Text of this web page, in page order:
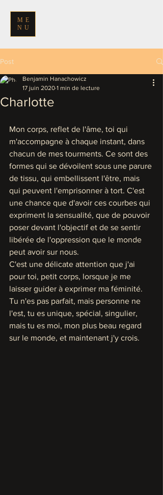
ME
NU
Post
Charlotte
Benjamin Hanachowicz
17 juin 2020 1 min de lecture
Mon corps, reflet de l'âme, toi qui
m'accompagne à chaque instant, dans
chacun de mes tourments. Ce sont des
formes qui se dévoilent sous une parure
de tissu, qui embellissent l'être, mais
qui peuvent l'emprisonner à tort. C'est
une chance que d'avoir ces courbes qui
expriment la sensualité, que de pouvoir
poser devant l'objectif et de se sentir
libérée de l'oppression que le monde
peut avoir sur nous.
C'est une délicate attention que j'ai
pour toi, petit corps, lorsque je me
laisser guider à exprimer ma féminité.
Tu n'es pas parfait, mais personne ne
l'est, tu es unique, spécial, singulier,
mais tu es moi, mon plus beau regard
sur le monde, et maintenant j'y crois.